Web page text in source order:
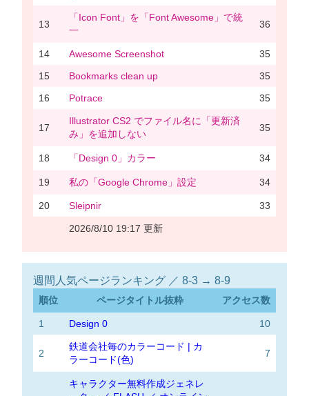
13
「Icon Font」を「Font Awesome」で統
一
36
14 Awesome Screenshot
35
15
Bookmarks clean up
35
16
Potrace 35
17
Illustrator CS2 でファイル名に「更新済
み」を追加しない
35
18 「Design 0」カラー 34
19 私の「Google Chrome」設定 34
20 Sleipnir 33
2026/8/10 19:17 更新
週間人気ページランキング ／ 8-3 → 8-9
順位 ページタイトル抜粋 アクセス数
1 Design 0 10
2
鉄道会社毎のカラーコード | カ
ラーコード(色)
7
キャラクター無料作成ジェネレ